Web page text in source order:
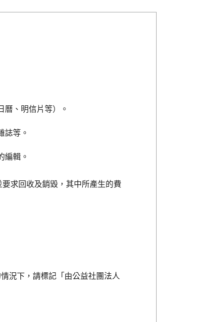
曆、明信片等）。
誌等。
編輯。
求回收及銷毀，其中所產生的費
況下，請標記「由公益社團法人